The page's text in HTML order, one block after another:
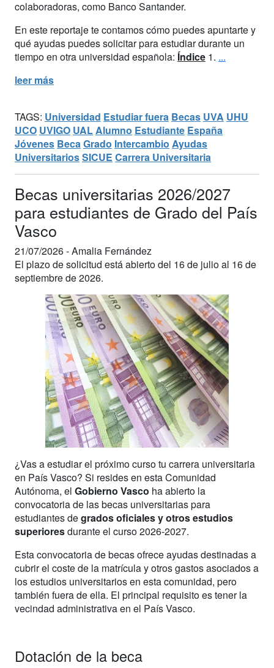
colaboradoras, como Banco Santander.
En este reportaje te contamos cómo puedes apuntarte y
qué ayudas puedes solicitar para estudiar durante un
tiempo en otra universidad española: Índice 1. ...
leer más
TAGS: Universidad Estudiar fuera Becas UVA UHU
UCO UVIGO UALAlumno Estudiante España
Jóvenes BecaGrado Intercambio Ayudas
UniversitariosSICUE Carrera Universitaria
Becas universitarias 2026/2027
para estudiantes de Grado del País
Vasco
21/07/2026 -Amalia Fernández
El plazo de solicitud está abierto del 16 de julio al 16 de
septiembre de 2026.
¿Vas a estudiar el próximo curso tu carrera universitaria
en País Vasco? Si resides en esta Comunidad
Autónoma, el Gobierno Vasco ha abierto la
convocatoria de las becas universitarias para
estudiantes degrados oficiales y otros estudios
superioresdurante el curso 2026-2027.
Esta convocatoria de becas ofrece ayudas destinadas a
cubrir el coste de la matrícula y otros gastos asociados a
los estudios universitarios en esta comunidad, pero
también fuera de ella. El principal requisito es tener la
vecindad administrativa en el País Vasco.
Dotación de la beca